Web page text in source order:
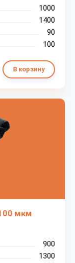
1000
1400
90
100
В корзину
мкм
900
1300